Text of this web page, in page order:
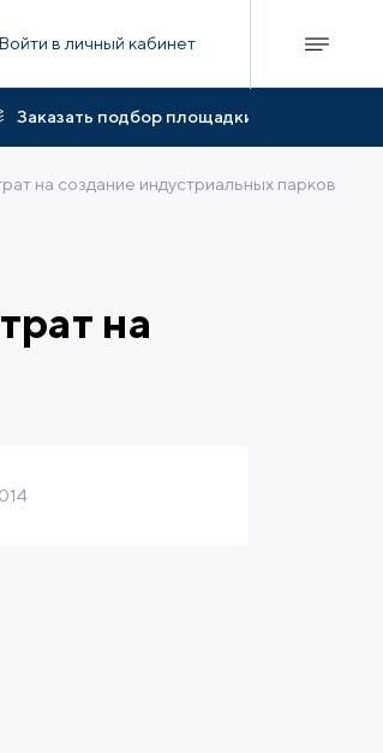
Войти в личный кабинет
Заказать подбор площадки
на создание индустриальных парков
на